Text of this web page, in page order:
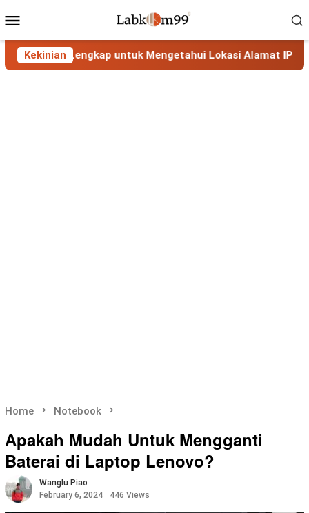
to
Menu
Kekinian
Lengkap untuk Mengetahui Lokasi Alamat IP
Home Notebook
Apakah Mudah Untuk Mengganti
Baterai di Laptop Lenovo?
Wanglu Piao
February 6, 2024
446 Views